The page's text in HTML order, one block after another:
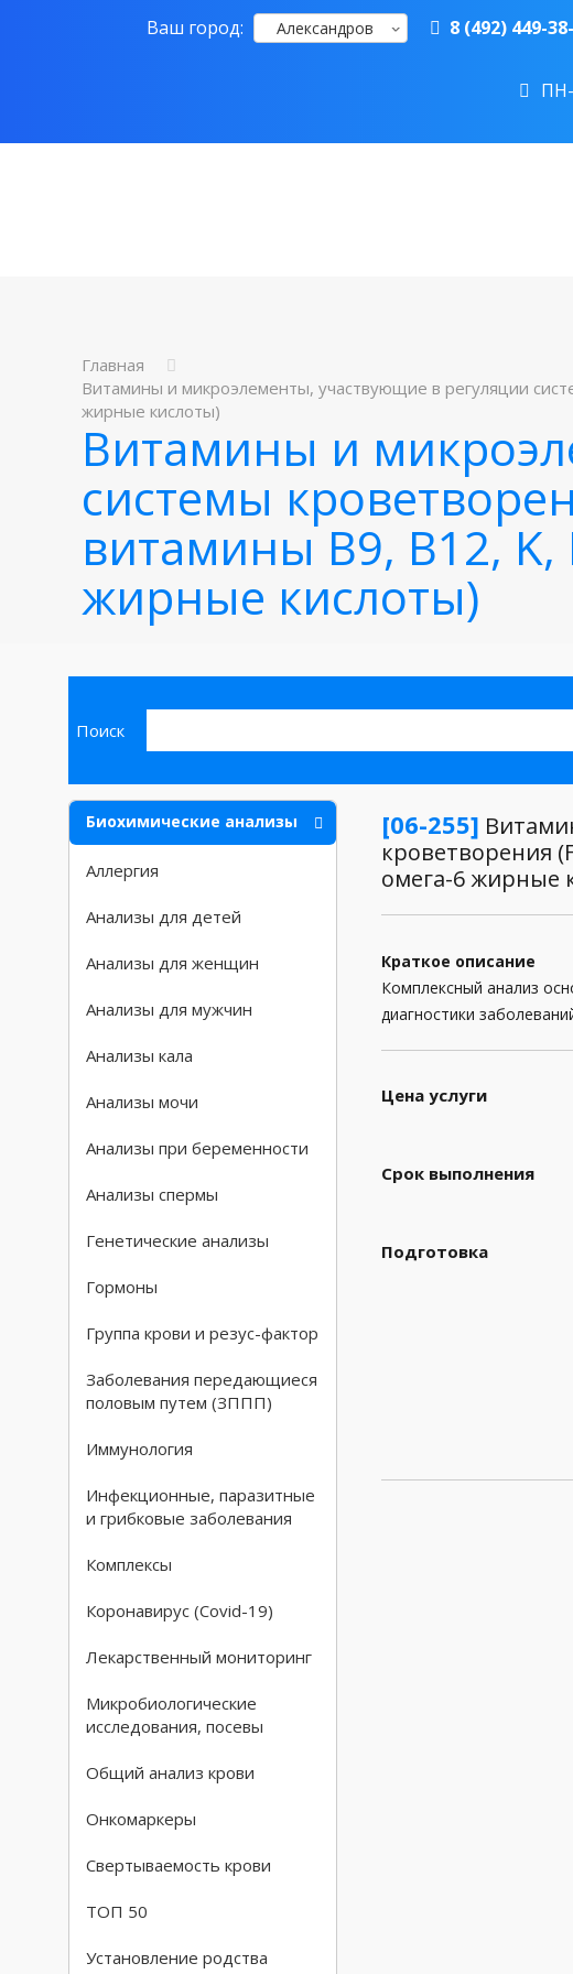
Ваш город: Александров 8 (492) 449-
Главная
Витамины и микроэлементы, участвующие в регуляции
жирные кислоты)
Витамины и
системы
витамины B9, B12, K,
жирные кислоты)
Поиск
Биохимические анализы
Аллергия
Анализы для детей
Анализы для женщин
Анализы для мужчин
Анализы кала
Анализы мочи
Анализы при беременности
Анализы спермы
Генетические анализы
Гормоны
Группа крови и резус-фактор
Заболевания передающиеся
половым путем (ЗППП)
Иммунология
Инфекционные, паразитные
и грибковые заболевания
Комплексы
Коронавирус (Covid-19)
Лекарственный мониторинг
Микробиологические
исследования, посевы
Общий анализ крови
Онкомаркеры
Свертываемость крови
ТОП 50
Установление родства
[06-255]
кроветворения
омега-6 жирные
Краткое описание
Комплексный анализ
диагностики
Цена услуги
Срок выполнения
Подготовка